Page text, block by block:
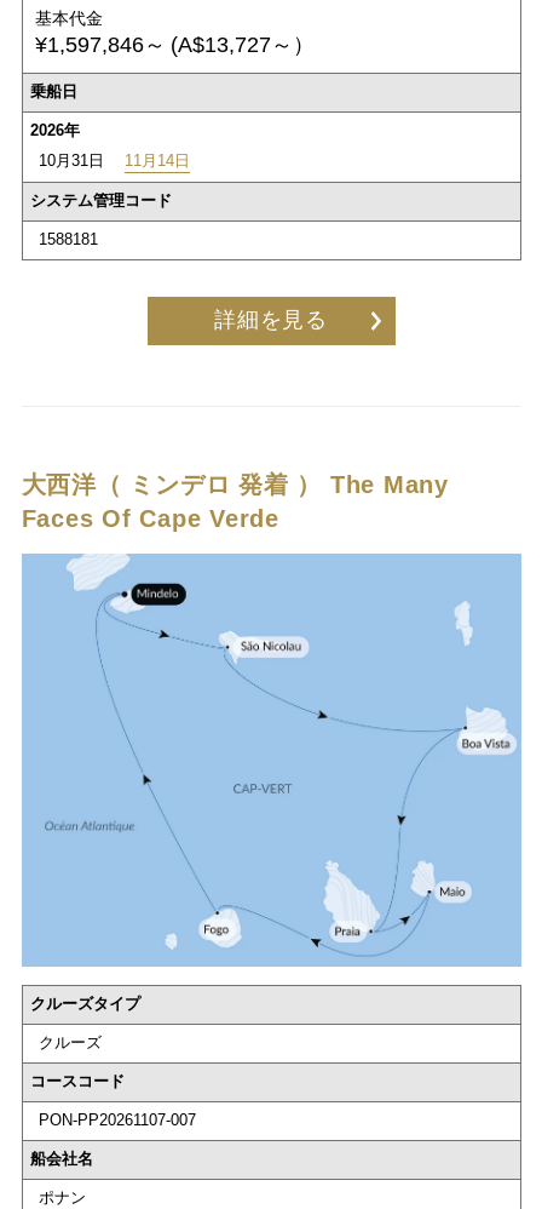
基本代金
¥1,597,846～ (A$13,727～）
乗船日
2026年
10月31日
11月14日
システム管理コード
1588181
詳細を見る
大西洋（ ミンデロ 発着 ） The Many
Faces Of Cape Verde
クルーズタイプ
クルーズ
コースコード
PON-PP20261107-007
船会社名
ポナン